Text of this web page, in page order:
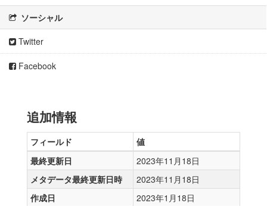
ソーシャル
Twitter
Facebook
追加情報
フィールド
値
最終更新日
2023年11月18日
メタデータ最終更新日時
2023年11月18日
作成日
2023年1月18日